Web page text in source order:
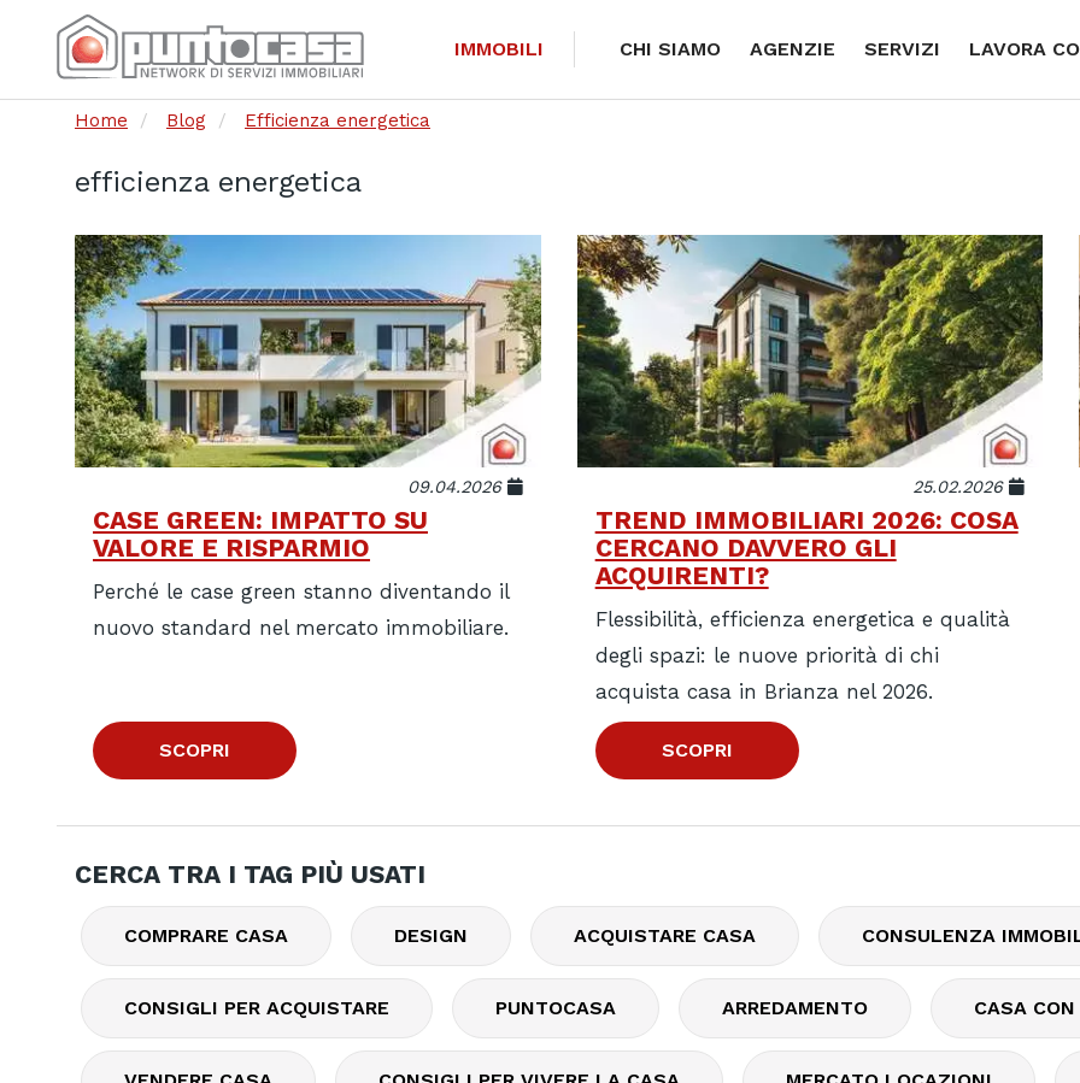
IMMOBILI CHI SIAMO AGENZIE SERVIZI LAVORA
Home Blog Efficienza energetica
efficienza energetica
09.04.2026
CASE GREEN: IMPATTO SU
VALORE E RISPARMIO
Perché le case green stanno diventando il
nuovo standard nel mercato immobiliare.
SCOPRI
25.02.2026
TREND IMMOBILIARI 2026: COSA
CERCANO DAVVERO GLI
ACQUIRENTI?
Flessibilità, efficienza energetica e qualità
degli spazi: le nuove priorità di chi
acquista casa in Brianza nel 2026.
SCOPRI
CERCA TRA I TAG PIÙ USATI
COMPRARE CASA DESIGN ACQUISTARE CASA CONSULENZA
CONSIGLI PER ACQUISTARE PUNTOCASA ARREDAMENTO CASA